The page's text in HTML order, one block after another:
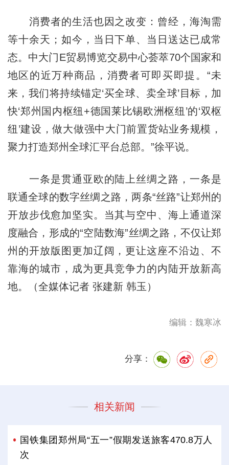
消费者的生活也因之改变：曾经，海淘需
等十余天；如今，当日下单、当日送达已成常
态。中大门E贸易博览交易中心荟萃70个国家和
地区的近万种商品，消费者可即买即提。“未
来，我们将持续锚定‘买全球、卖全球’目标，加
快‘郑州国内枢纽+德国莱比锡欧洲枢纽’的‘双枢
纽’建设，做大做强中大门前置货站业务规模，
聚力打造郑州全球汇平台总部。”徐平说。
一条是贯通亚欧的陆上丝绸之路，一条是
联通全球的数字丝绸之路，两条“丝路”让郑州的
开放步伐愈加坚实。当其与空中、海上通道深
度融合，形成的“空陆数海”丝绸之路，不仅让郑
州的开放版图更加辽阔，更让这座不沿边、不
靠海的城市，成为更具竞争力的内陆开放新高
地。（全媒体记者 张建新 韩玉）
编辑：魏寒冰
分享：
相关新闻
国铁集团郑州局“五一”假期发送旅客470.8万人
次